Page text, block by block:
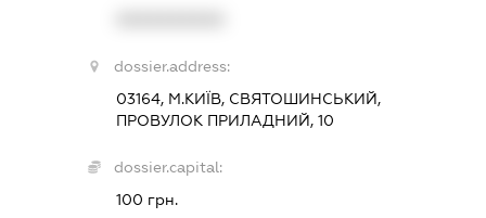
dossier.address:
03164, М.КИЇВ, СВЯТОШИНСЬКИЙ,
ПРОВУЛОК ПРИЛАДНИЙ, 10
dossier.capital:
100 грн.